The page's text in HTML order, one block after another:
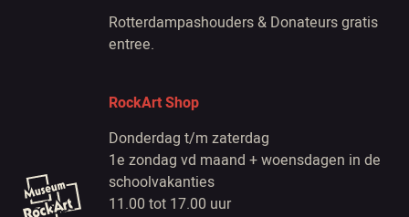
Rotterdampashouders & Donateurs gratis
entree.
RockArt Shop
Donderdag t/m zaterdag
1e zondag vd maand + woensdagen in de
schoolvakanties
11.00 tot 17.00 uur